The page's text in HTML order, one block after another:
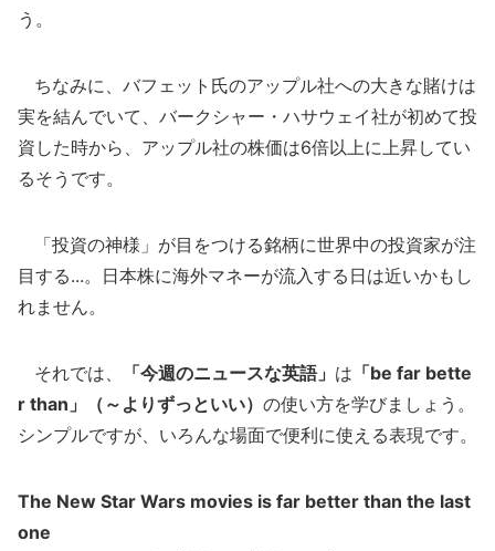
う。
ちなみに、バフェット氏のアップル社への大きな賭けは
実を結んでいて、バークシャー・ハサウェイ社が初めて投
資した時から、アップル社の株価は6倍以上に上昇してい
るそうです。
「投資の神様」が目をつける銘柄に世界中の投資家が注
目する...。日本株に海外マネーが流入する日は近いかもし
れません。
それでは、 「今週のニュースな英語」 は 「be far bette
r than」（～よりずっといい） の使い方を学びましょう。
シンプルですが、いろんな場面で便利に使える表現です。
The New Star Wars movies is far better than the last
one